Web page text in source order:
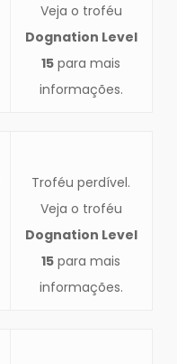
Veja o troféu
Dognation Level
15 para mais
informações.
Troféu perdível.
Veja o troféu
Dognation Level
15 para mais
informações.